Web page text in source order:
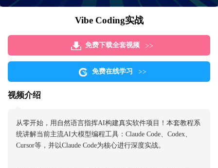
Vibe Coding实战
免费下载全套视频
免费在线学习
视频介绍
从零开始，用自然语言指挥AI构建真实软件项目！本套教程系
统讲解当前主流AI大模型编程工具：Claude Code、Codex、
Cursor等，并以Claude Code为核心进行深度实战。